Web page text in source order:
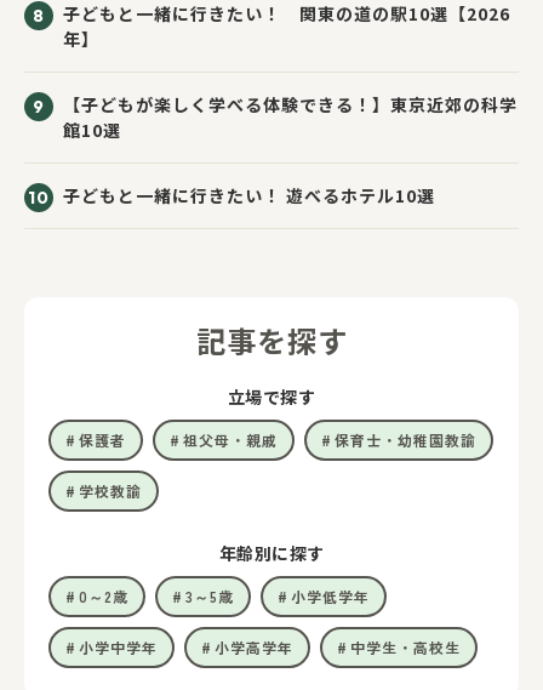
子どもと一緒に行きたい！ 関東の道の駅10選【2026
年】
【子どもが楽しく学べる体験できる！】東京近郊の科学
館10選
子どもと一緒に行きたい！ 遊べるホテル10選
記事を探す
立場で探す
保護者 祖父母・親戚 保育士・幼稚園教諭
学校教諭
年齢別に探す
0～2歳 3～5歳 小学低学年
小学中学年 小学高学年 中学生・高校生